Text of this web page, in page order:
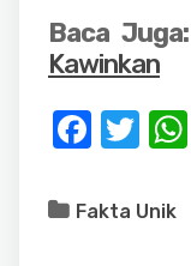
Baca Juga:
Kawinkan
F
c
T
it
Fakta Unik